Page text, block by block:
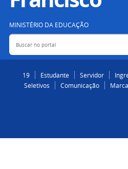
MINISTÉRIO DA EDUCAÇÃO
Buscar no portal
19
Estudante Servidor
Seletivos
Comunicação